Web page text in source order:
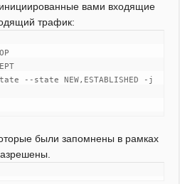
вами входящие
трафик:
--state NEW,ESTABLISHED -j
были запомнены в рамках